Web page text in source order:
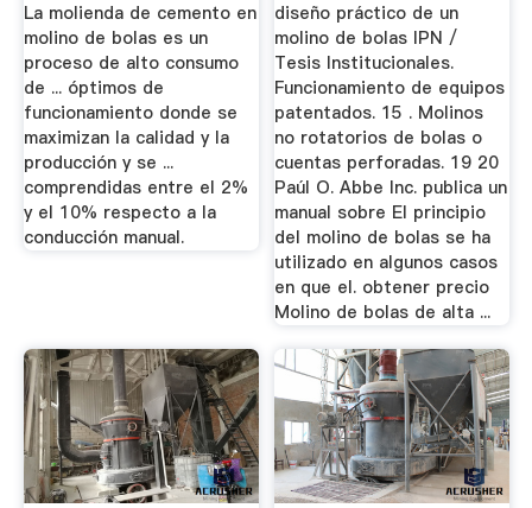
La molienda de cemento en
molino de bolas es un
proceso de alto consumo
de ... óptimos de
funcionamiento donde se
maximizan la calidad y la
producción y se ...
comprendidas entre el 2%
y el 10% respecto a la
conducción manual.
diseño práctico de un
molino de bolas IPN /
Tesis Institucionales.
Funcionamiento de equipos
patentados. 15 . Molinos
no rotatorios de bolas o
cuentas perforadas. 19 20
Paúl O. Abbe Inc. publica un
manual sobre El principio
del molino de bolas se ha
utilizado en algunos casos
en que el. obtener precio
Molino de bolas de alta ...